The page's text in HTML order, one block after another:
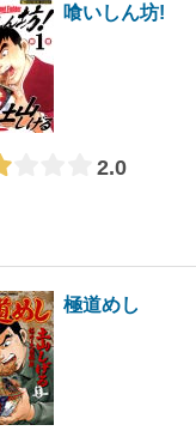
喰いしん坊!
2.0
極道めし